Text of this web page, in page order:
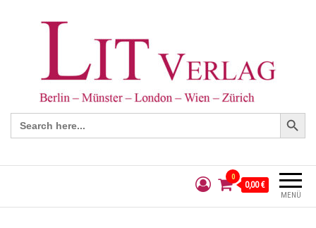
Search
for:
Search Button
MENÜ
0
0,00 €